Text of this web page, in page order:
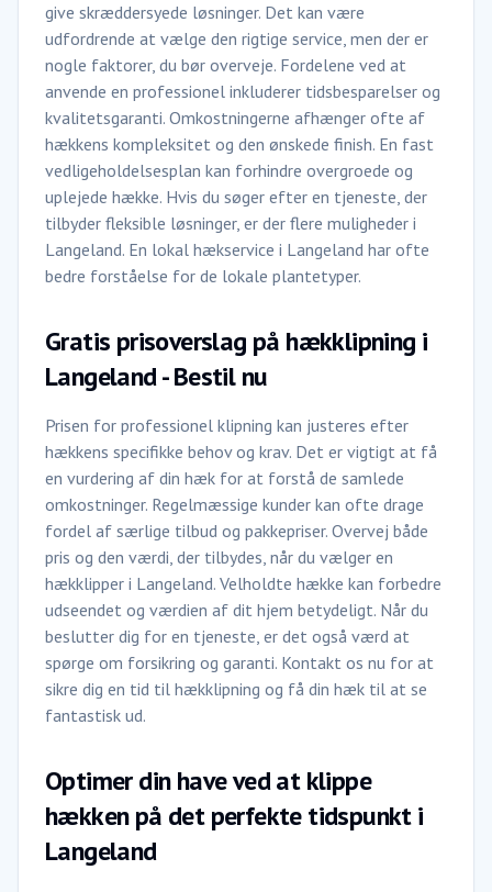
give skræddersyede løsninger. Det kan være
udfordrende at vælge den rigtige service, men der er
nogle faktorer, du bør overveje. Fordelene ved at
anvende en professionel inkluderer tidsbesparelser og
kvalitetsgaranti. Omkostningerne afhænger ofte af
hækkens kompleksitet og den ønskede finish. En fast
vedligeholdelsesplan kan forhindre overgroede og
uplejede hække. Hvis du søger efter en tjeneste, der
tilbyder fleksible løsninger, er der flere muligheder i
Langeland. En lokal hækservice i Langeland har ofte
bedre forståelse for de lokale plantetyper.
Gratis prisoverslag på hækklipning i
Langeland - Bestil nu
Prisen for professionel klipning kan justeres efter
hækkens specifikke behov og krav. Det er vigtigt at få
en vurdering af din hæk for at forstå de samlede
omkostninger. Regelmæssige kunder kan ofte drage
fordel af særlige tilbud og pakkepriser. Overvej både
pris og den værdi, der tilbydes, når du vælger en
hækklipper i Langeland. Velholdte hække kan forbedre
udseendet og værdien af dit hjem betydeligt. Når du
beslutter dig for en tjeneste, er det også værd at
spørge om forsikring og garanti. Kontakt os nu for at
sikre dig en tid til hækklipning og få din hæk til at se
fantastisk ud.
Optimer din have ved at klippe
hækken på det perfekte tidspunkt i
Langeland